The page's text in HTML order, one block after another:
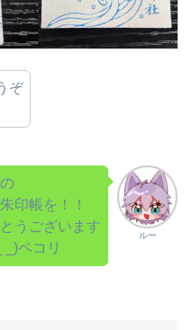
ぞ
ルー
印帳を！！
うございます
_)ペコリ